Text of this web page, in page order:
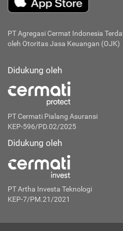
PT Agregasi Cermat Indonesia
oleh Otoritas Jasa Keuangan (OJK)
Didukung oleh
PT Cermati Pialang Asuransi
KEP-596/PD.02/2025
Didukung oleh
PT Artha Investa Teknologi
KEP-7/PM.21/2021